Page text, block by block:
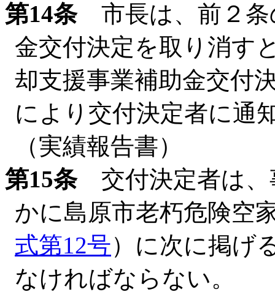
第14条市長は、前２条
金交付決定を取り消す
却支援事業補助金交付
により交付決定者に通
（実績報告書）
第15条交付決定者は、
かに島原市老朽危険空
式第12号）に次に掲げ
なければならない。